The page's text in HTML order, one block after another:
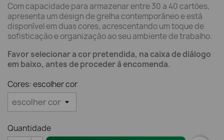
Com capacidade para armazenar entre 30 a 40 cartões,
apresenta um design de grelha contemporâneo e está
disponível em duas cores, acrescentando um toque de
sofisticação e organização ao seu ambiente de trabalho.
Favor selecionar a cor pretendida, na caixa de diálogo
em baixo, antes de proceder à encomenda.
Cores: escolher cor
Quantidade